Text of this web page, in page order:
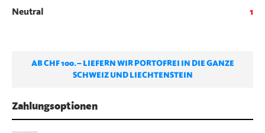
Neutral
1
AB CHF 100.– LIEFERN WIR PORTOFREI IN DIE GANZE
SCHWEIZ UND LIECHTENSTEIN
Zahlungsoptionen